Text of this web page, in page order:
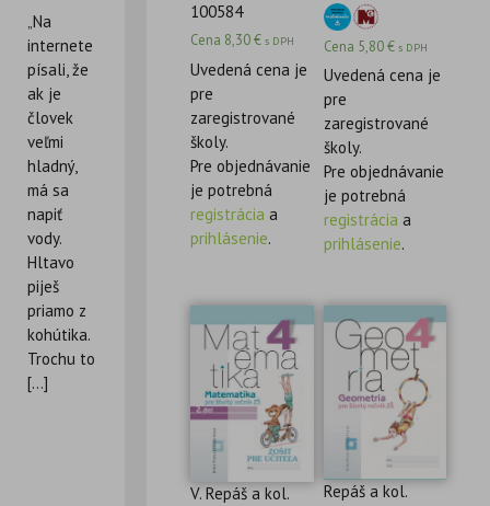
„Na
internete
písali, že
ak je
človek
veľmi
hladný,
má sa
napiť
vody.
Hltavo
piješ
priamo z
kohútika.
Trochu to
[...]
100584
Cena 8,30€ s DPH
Uvedená cena je
pre
zaregistrované
školy.
Pre objednávanie
je potrebná
registrácia a
prihlásenie.
Cena 5,80€ s DPH
Uvedená cena je
pre
zaregistrované
školy.
Pre objednávanie
je potrebná
registrácia a
prihlásenie.
V. Repáš a kol. Repáš a kol.